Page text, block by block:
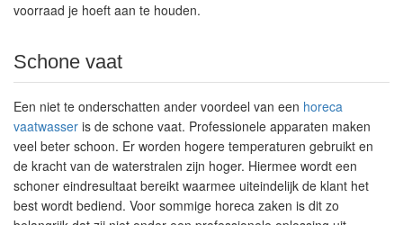
voorraad je hoeft aan te houden.
Schone vaat
Een niet te onderschatten ander voordeel van een horeca
vaatwasser is de schone vaat. Professionele apparaten maken
veel beter schoon. Er worden hogere temperaturen gebruikt en
de kracht van de waterstralen zijn hoger. Hiermee wordt een
schoner eindresultaat bereikt waarmee uiteindelijk de klant het
best wordt bediend. Voor sommige horeca zaken is dit zo